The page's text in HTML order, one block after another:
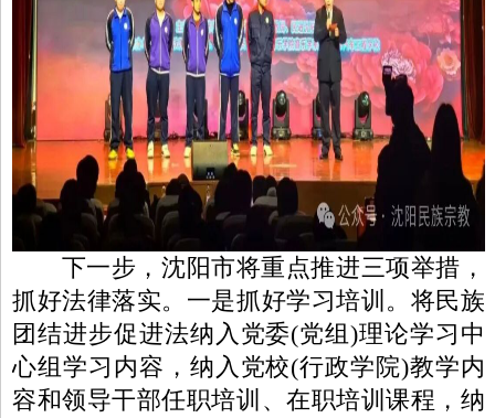
下一步，沈阳市将重点推进三项举措，
抓好法律落实。 一是抓好学习培训。 将民族
团结进步促进法纳入党委(党组)理论学习中
心组学习内容，纳入党校(行政学院)教学内
容和领导干部任职培训、在职培训课程，纳